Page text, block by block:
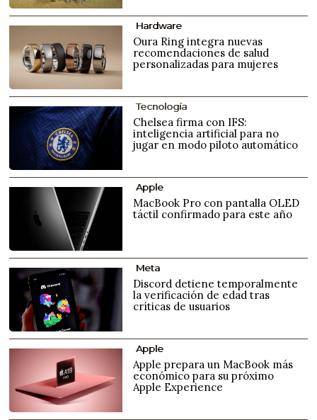
Hardware
Oura Ring integra nuevas
recomendaciones de salud
personalizadas para mujeres
Tecnología
Chelsea firma con IFS:
inteligencia artificial para no
jugar en modo piloto automático
Apple
MacBook Pro con pantalla OLED
táctil confirmado para este año
Meta
Discord detiene temporalmente
la verificación de edad tras
críticas de usuarios
Apple
Apple prepara un MacBook más
económico para su próximo
Apple Experience